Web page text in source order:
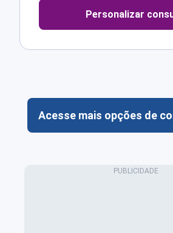
Personalizar
Acesse mais opções de